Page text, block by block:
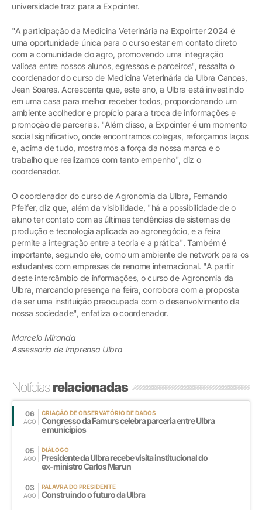
universidade traz para a Expointer.
"A participação da Medicina Veterinária na Expointer 2024 é
uma oportunidade única para o curso estar em contato direto
com a comunidade do agro, promovendo uma integração
valiosa entre nossos alunos, egressos e parceiros", ressalta o
coordenador do curso de Medicina Veterinária da Ulbra Canoas,
Jean Soares. Acrescenta que, este ano, a Ulbra está investindo
em uma casa para melhor receber todos, proporcionando um
ambiente acolhedor e propício para a troca de informações e
promoção de parcerias. "Além disso, a Expointer é um momento
social significativo, onde encontramos colegas, reforçamos laços
e, acima de tudo, mostramos a força da nossa marca e o
trabalho que realizamos com tanto empenho", diz o
coordenador.
O coordenador do curso de Agronomia da Ulbra, Fernando
Pfeifer, diz que, além da visibilidade, "há a possibilidade de o
aluno ter contato com as últimas tendências de sistemas de
produção e tecnologia aplicada ao agronegócio, e a feira
permite a integração entre a teoria e a prática". Também é
importante, segundo ele, como um ambiente de network para os
estudantes com empresas de renome internacional. "A partir
deste intercâmbio de informações, o curso de Agronomia da
Ulbra, marcando presença na feira, corrobora com a proposta
de ser uma instituição preocupada com o desenvolvimento da
nossa sociedade", enfatiza o coordenador.
Marcelo Miranda
Assessoria de Imprensa Ulbra
Notíciasrelacionadas
06
AGO
CRIAÇÃO DE OBSERVATÓRIO DE DADOS
Congresso da Famurs celebra parceria entre Ulbra
e municípios
05
AGO
DIÁLOGO
Presidente da Ulbra recebe visita institucional do
ex-ministro Carlos Marun
03
AGO
PALAVRA DO PRESIDENTE
Construindo o futuro da Ulbra